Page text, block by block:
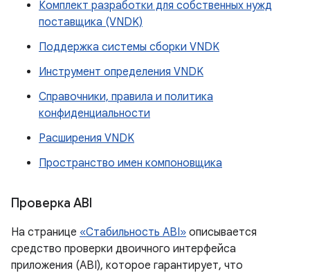
Комплект разработки для собственных нужд
поставщика (VNDK)
Поддержка системы сборки VNDK
Инструмент определения VNDK
Справочники, правила и политика
конфиденциальности
Расширения VNDK
Пространство имен компоновщика
Проверка ABI
На странице «Стабильность ABI» описывается
средство проверки двоичного интерфейса
приложения (ABI), которое гарантирует, что